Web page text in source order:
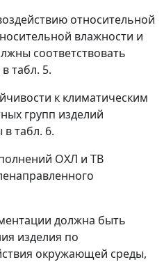
относительной
влажности и
соответствовать
табл. 5.
к климатическим
групп изделий
табл. 6.
ОХЛ и ТВ
должна быть
изделия по
окружающей среды,